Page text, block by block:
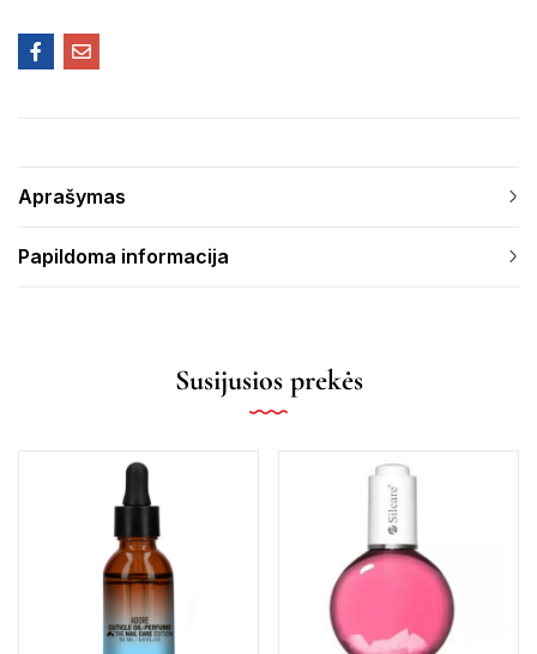
Aprašymas
Papildoma informacija
Susijusios prekės